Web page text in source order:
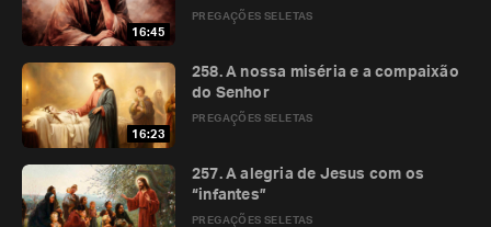
16:45
PREGAÇÕES SELETAS
16:23
PREGAÇÕES SELETAS
258. A nossa miséria e a compaixão
do Senhor
PREGAÇÕES SELETAS
257. A alegria de Jesus com os
“infantes”